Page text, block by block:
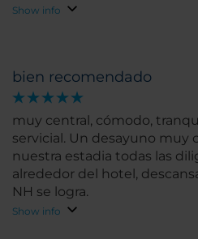
Show info
bien recomendado
muy central, cómodo,
servicial. Un desayuno muy
nuestra estadia todas las
alrededor del hotel,
NH se logra.
Show info